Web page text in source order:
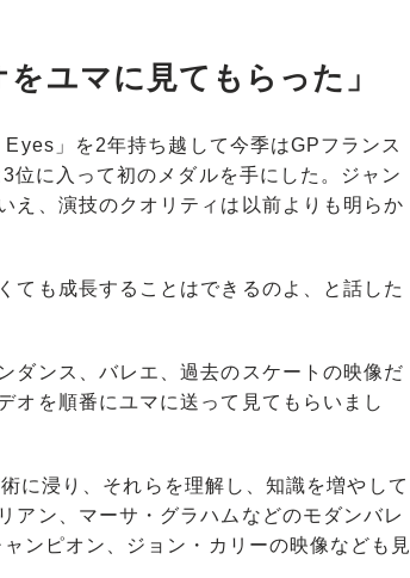
ユマに見てもらった」
」を2年持ち越して今季はGPフランス
に入って初のメダルを手にした。ジャン
え、演技のクオリティは以前よりも明らか
ても成長することはできるのよ、と話した
ダンス、バレエ、過去のスケートの映像だ
オを順番にユマに送って見てもらいまし
浸り、それらを理解し、知識を増やして
アン、マーサ・グラハムなどのモダンバレ
ンピオン、ジョン・カリーの映像なども見